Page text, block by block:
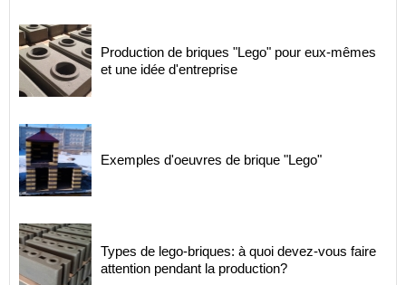
Production de briques "Lego" pour eux-mêmes
et une idée d'entreprise
Exemples d'oeuvres de brique "Lego"
Types de lego-briques: à quoi devez-vous faire
attention pendant la production?